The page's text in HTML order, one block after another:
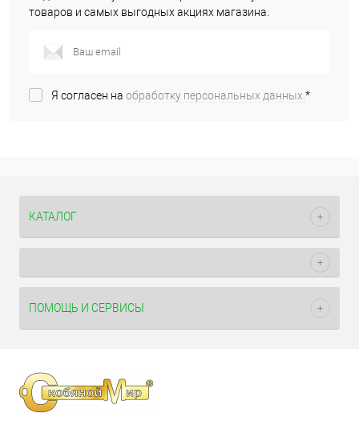
товаров и самых выгодных акциях магазина.
Я согласен на обработку персональных данных.*
КАТАЛОГ
ПОМОЩЬ И СЕРВИСЫ